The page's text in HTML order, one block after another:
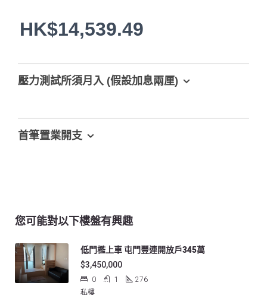
HK$14,539.49
壓力測試所須月入 (假設加息兩厘)
首筆置業開支
您可能對以下樓盤有興趣
低門檻上車 屯門豐連開放戶345萬
$3,450,000
0 1
276
私樓